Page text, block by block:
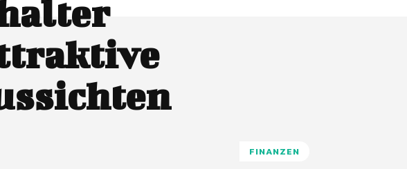
FINANZEN